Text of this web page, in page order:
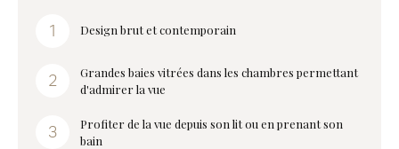
Design brut et contemporain
Grandes baies vitrées dans les chambres permettant
d'admirer la vue
Profiter de la vue depuis son lit ou en prenant son
bain